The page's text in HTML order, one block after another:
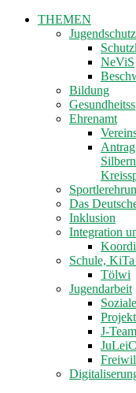
THEMEN
Jugendschutz
NeViS
Bildung
Ehrenamt
Das
Inklusion
Integration
Schule,
Tölwi
Jugendarbeit
J-